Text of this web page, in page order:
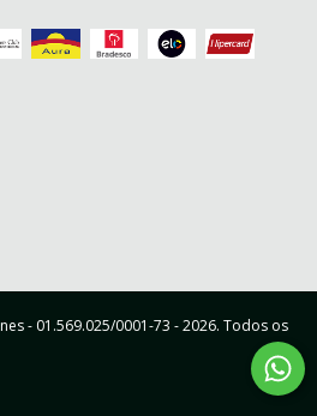
- 01.569.025/0001-73 - 2026. Todos os